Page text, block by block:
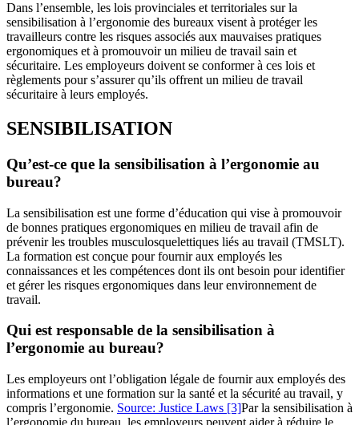
Dans l’ensemble, les lois provinciales et territoriales sur la
sensibilisation à l’ergonomie des bureaux visent à protéger les
travailleurs contre les risques associés aux mauvaises pratiques
ergonomiques et à promouvoir un milieu de travail sain et
sécuritaire. Les employeurs doivent se conformer à ces lois et
règlements pour s’assurer qu’ils offrent un milieu de travail
sécuritaire à leurs employés.
SENSIBILISATION
Qu’est-ce que la sensibilisation à l’ergonomie au
bureau?
La sensibilisation est une forme d’éducation qui vise à promouvoir
de bonnes pratiques ergonomiques en milieu de travail afin de
prévenir les troubles musculosquelettiques liés au travail (TMSLT).
La formation est conçue pour fournir aux employés les
connaissances et les compétences dont ils ont besoin pour identifier
et gérer les risques ergonomiques dans leur environnement de
travail.
Qui est responsable de la sensibilisation à
l’ergonomie au bureau?
Les employeurs ont l’obligation légale de fournir aux employés des
informations et une formation sur la santé et la sécurité au travail, y
compris l’ergonomie. Source: Justice Laws [3]Par la sensibilisation à